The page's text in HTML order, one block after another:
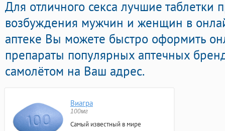
Для отличного секса лучшие таблетки
возбуждения мужчин и женщин в
аптеке Вы можете быстро оформить
препараты популярных аптечных
самолётом на Ваш адрес.
Виагра
100мг
Самый известный в мире